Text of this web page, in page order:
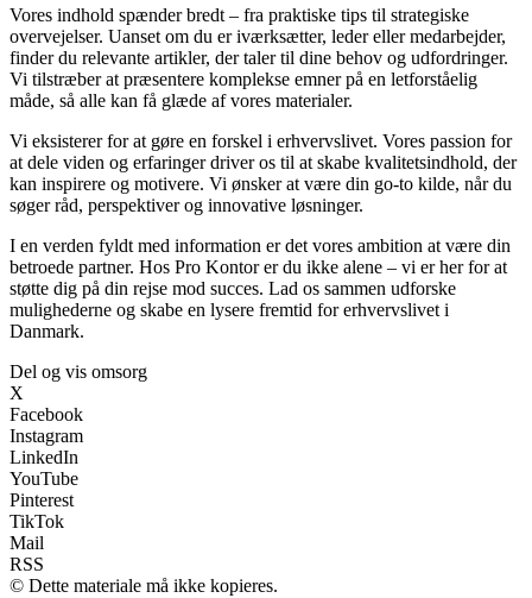
Vores indhold spænder bredt – fra praktiske tips til strategiske
overvejelser. Uanset om du er iværksætter, leder eller medarbejder,
finder du relevante artikler, der taler til dine behov og udfordringer.
Vi tilstræber at præsentere komplekse emner på en letforståelig
måde, så alle kan få glæde af vores materialer.
Vi eksisterer for at gøre en forskel i erhvervslivet. Vores passion for
at dele viden og erfaringer driver os til at skabe kvalitetsindhold, der
kan inspirere og motivere. Vi ønsker at være din go-to kilde, når du
søger råd, perspektiver og innovative løsninger.
I en verden fyldt med information er det vores ambition at være din
betroede partner. Hos Pro Kontor er du ikke alene – vi er her for at
støtte dig på din rejse mod succes. Lad os sammen udforske
mulighederne og skabe en lysere fremtid for erhvervslivet i
Danmark.
Del og vis omsorg
X
Facebook
Instagram
LinkedIn
YouTube
Pinterest
TikTok
Mail
RSS
© Dette materiale må ikke kopieres.